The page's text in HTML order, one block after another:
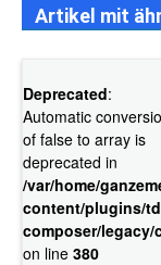
Artikel mit
Deprecated:
Automatic
of false to array is
deprecated in
/var/home/
content/plugins/
composer/
on line 380